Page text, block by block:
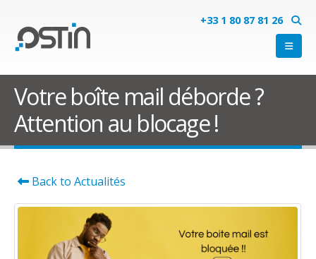
+33 1 80 87 81 26
Votre boîte mail déborde ?
Attention au blocage !
Back to Actualités